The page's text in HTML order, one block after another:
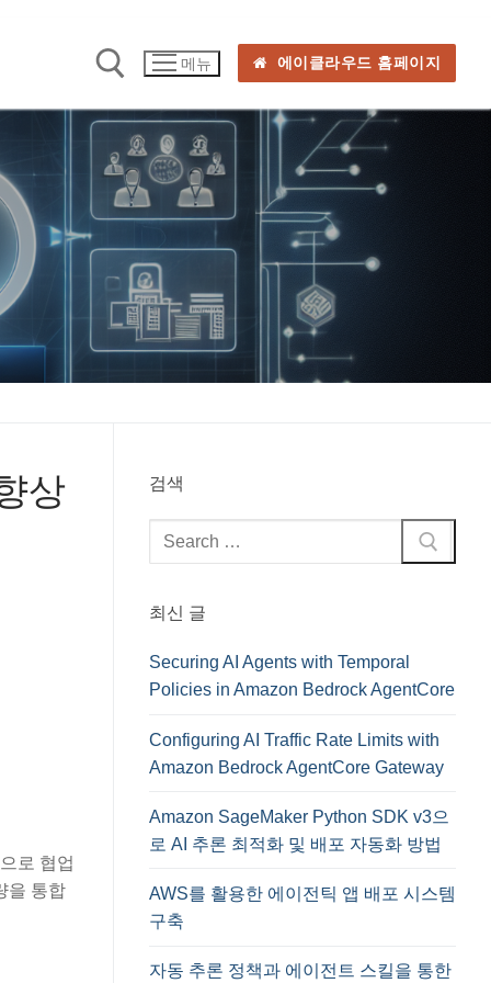
메뉴 에이클라우드 홈페이지
상
로 협업
을 통합
검색
검
색
최신 글
Securing AI Agents with Temporal
Policies in Amazon Bedrock AgentCore
Configuring AI Traffic Rate Limits with
Amazon Bedrock AgentCore Gateway
Amazon SageMaker Python SDK v3으
로 AI 추론 최적화 및 배포 자동화 방법
AWS를 활용한 에이전틱 앱 배포 시스템
구축
자동 추론 정책과 에이전트 스킬을 통한